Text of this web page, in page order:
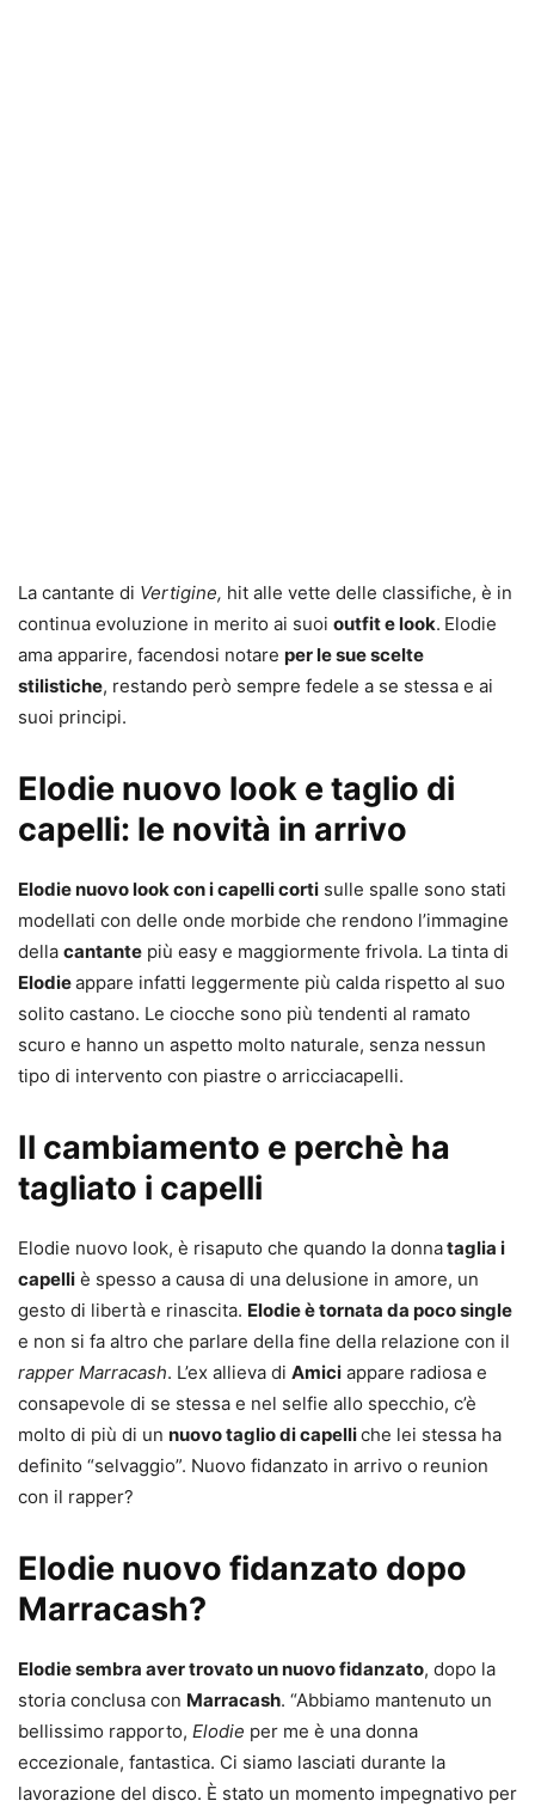
La cantante di Vertigine, hit alle vette delle classifiche, è in
continua evoluzione in merito ai suoi outfit e look. Elodie
ama apparire, facendosi notare per le sue scelte
stilistiche, restando però sempre fedele a se stessa e ai
suoi principi.
Elodie nuovo look e taglio di
capelli: le novità in arrivo
Elodie nuovo look con i capelli corti sulle spalle sono stati
modellati con delle onde morbide che rendono l’immagine
della cantante più easy e maggiormente frivola. La tinta di
Elodieappare infatti leggermente più calda rispetto al suo
solito castano. Le ciocche sono più tendenti al ramato
scuro e hanno un aspetto molto naturale, senza nessun
tipo di intervento con piastre o arricciacapelli.
Il cambiamento e perchè ha
tagliato i capelli
Elodie nuovo look, è risaputo che quando la donnataglia i
capelli è spesso a causa di una delusione in amore, un
gesto di libertà e rinascita. Elodie è tornata da poco single
e non si fa altro che parlare della fine della relazione con il
rapper Marracash. L’ex allieva di Amici appare radiosa e
consapevole di se stessa e nel selfie allo specchio, c’è
molto di più di un nuovo taglio di capelliche lei stessa ha
definito “selvaggio”. Nuovo fidanzato in arrivo o reunion
con il rapper?
Elodie nuovo fidanzato dopo
Marracash?
Elodie sembra aver trovato un nuovo fidanzato, dopo la
storia conclusa con Marracash. “Abbiamo mantenuto un
bellissimo rapporto, Elodie per me è una donna
eccezionale, fantastica. Ci siamo lasciati durante la
lavorazione del disco. È stato un momento impegnativo per